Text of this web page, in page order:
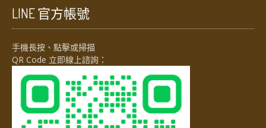
LINE 官方帳號
手機長按、點擊或掃描
QR Code 立即線上諮詢：